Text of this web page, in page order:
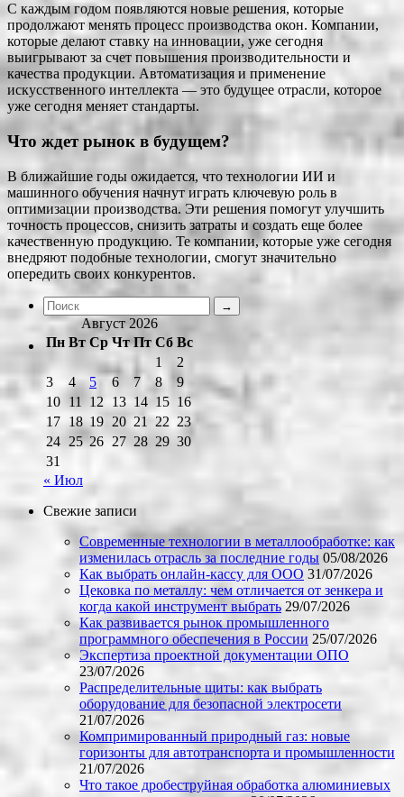
С каждым годом появляются новые решения, которые
продолжают менять процесс производства окон. Компании,
которые делают ставку на инновации, уже сегодня
выигрывают за счет повышения производительности и
качества продукции. Автоматизация и применение
искусственного интеллекта — это будущее отрасли, которое
уже сегодня меняет стандарты.
Что ждет рынок в будущем?
В ближайшие годы ожидается, что технологии ИИ и
машинного обучения начнут играть ключевую роль в
оптимизации производства. Эти решения помогут улучшить
точность процессов, снизить затраты и создать еще более
качественную продукцию. Те компании, которые уже сегодня
внедряют подобные технологии, смогут значительно
опередить своих конкурентов.
Август 2026
Пн Вт Ср Чт Пт Сб Вс
1
2
3
4 5 6 7 8
9
10 11 12 13 14 15 16
17 18 19 20 21 22 23
24 25 26 27 28 29 30
31
« Июл
Свежие записи
Современные технологии в металлообработке: как
изменилась отрасль за последние годы 05/08/2026
Как выбрать онлайн-кассу для ООО 31/07/2026
Цековка по металлу: чем отличается от зенкера и
когда какой инструмент выбрать 29/07/2026
Как развивается рынок промышленного
программного обеспечения в России 25/07/2026
Экспертиза проектной документации ОПО
23/07/2026
Распределительные щиты: как выбрать
оборудование для безопасной электросети
21/07/2026
Компримированный природный газ: новые
горизонты для автотранспорта и промышленности
21/07/2026
Что такое дробеструйная обработка алюминиевых